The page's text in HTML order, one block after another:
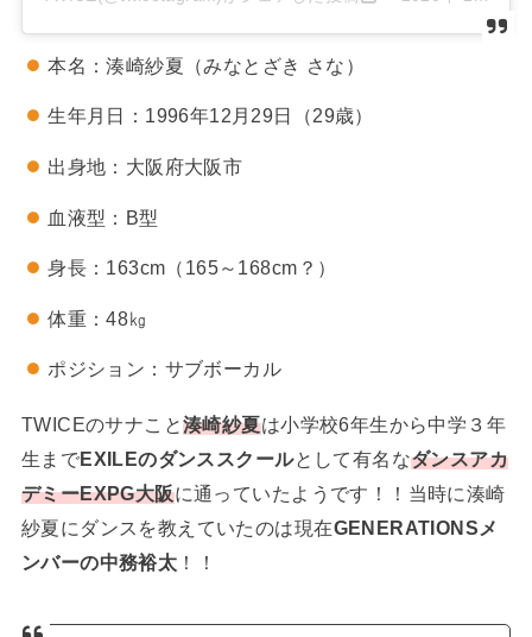
本名：湊崎紗夏（みなとざき さな）
生年月日：1996年12月29日（29歳）
出身地：大阪府大阪市
血液型：B型
身長：163cm（165～168cm？）
体重：48㎏
ポジション：サブボーカル
TWICEのサナこと湊崎紗夏は小学校6年生から中学３年
生までEXILEのダンススクールとして有名なダンスアカ
デミーEXPG大阪に通っていたようです！！当時に湊崎
紗夏にダンスを教えていたのは現在GENERATIONSメ
ンバーの中務裕太 ！！